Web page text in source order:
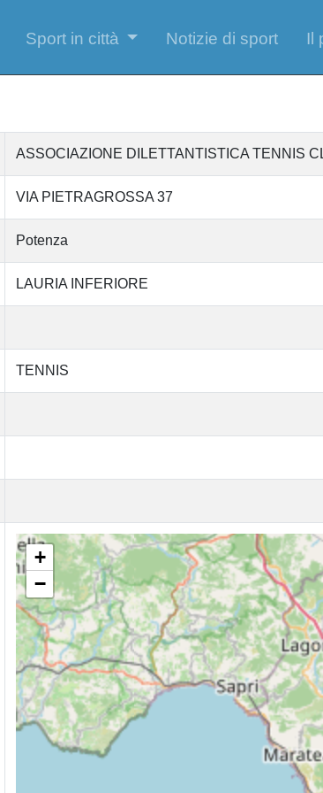
Sport in città Notizie di sport Il
ASSOCIAZIONE DILETTANTISTICA TENNIS
VIA PIETRAGROSSA 37
Potenza
LAURIA INFERIORE
TENNIS
+
−